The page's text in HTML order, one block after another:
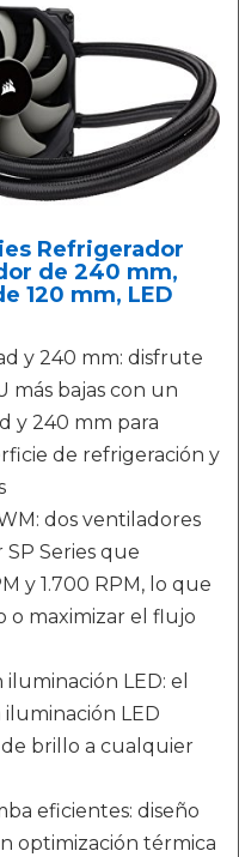
Refrigerador
de 240 mm,
120 mm, LED
y 240 mm: disfrute
más bajas con un
y 240 mm para
de refrigeración y
dos ventiladores
SP Series que
y 1.700 RPM, lo que
o maximizar el flujo
LED: el
LED
brillo a cualquier
eficientes: diseño
optimización térmica